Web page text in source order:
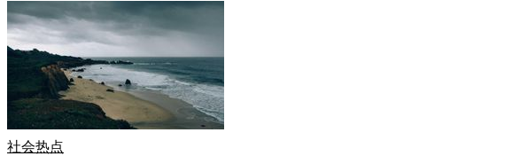
社会热点